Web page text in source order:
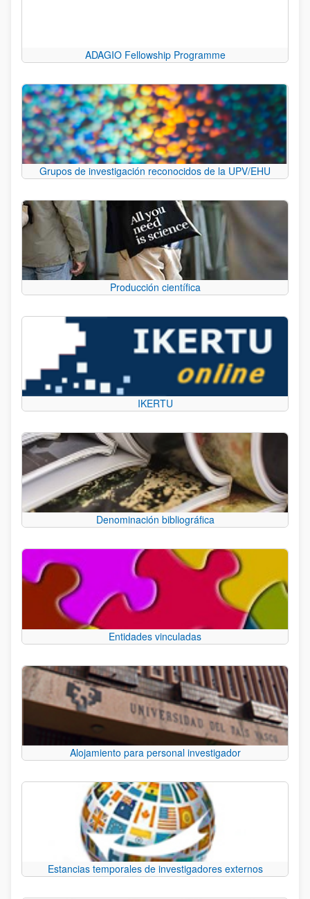
ADAGIO Fellowship Programme
Grupos de investigación reconocidos de la UPV/EHU
Producción científica
IKERTU
Denominación bibliográfica
Entidades vinculadas
Alojamiento para personal investigador
Estancias temporales de investigadores externos